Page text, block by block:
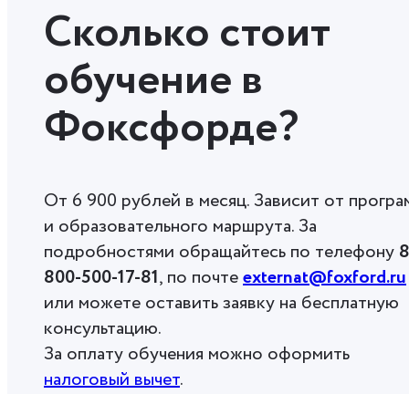
Сколько стоит
обучение в
Фоксфорде?
От 6 900 рублей в месяц. Зависит от
и образовательного маршрута. За
подробностями обращайтесь по телефону
800-500-17-81, по почтеexternat@foxford.ru
или можете оставить заявку на бесплатную
консультацию.
За оплату обучения можно оформить
налоговый вычет.